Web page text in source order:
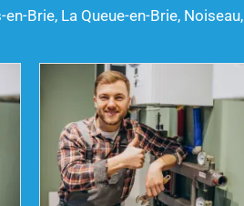
Brie, La Queue-en-Brie, Noiseau,